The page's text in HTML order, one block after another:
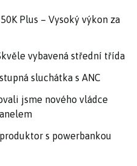
Plus – Vysoký výkon za
vybavená střední třída
sluchátka s ANC
jsme nového vládce
s powerbankou